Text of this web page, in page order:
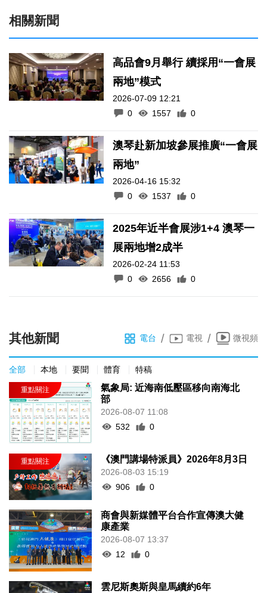
相關新聞
高品會9月舉行 續採用“一會展
兩地”模式
2026-07-09 12:21
0
1557 0
澳琴赴新加坡參展推廣“一會展
兩地”
2026-04-16 15:32
0
1537 0
2025年近半會展涉1+4 澳琴一
展兩地增2成半
2026-02-24 11:53
0
2656 0
其他新聞 電台 / 電視 / 微視頻
全部 本地 要聞 體育 特稿
氣象局: 近海南低壓區移向南海北
部
2026-08-07 11:08
532
0
《澳門講場特派員》2026年8月3日
2026-08-03 15:19
906
0
商會與新媒體平台合作宣傳澳大健
康產業
2026-08-07 13:37
12
0
雲尼斯奧斯與皇馬續約6年